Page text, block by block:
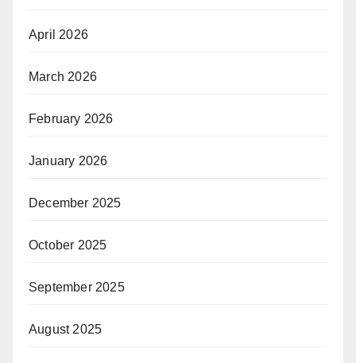
April 2026
March 2026
February 2026
January 2026
December 2025
October 2025
September 2025
August 2025